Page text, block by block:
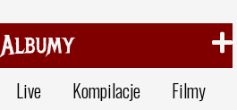
Albumy
Live Kompilacje
Filmy